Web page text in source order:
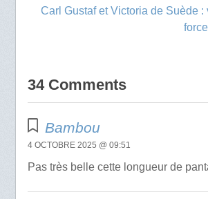
Carl Gustaf et Victoria de Suède :
34 Comments
Bambou
4 OCTOBRE 2025 @ 09:51
Pas très belle cette longueur de